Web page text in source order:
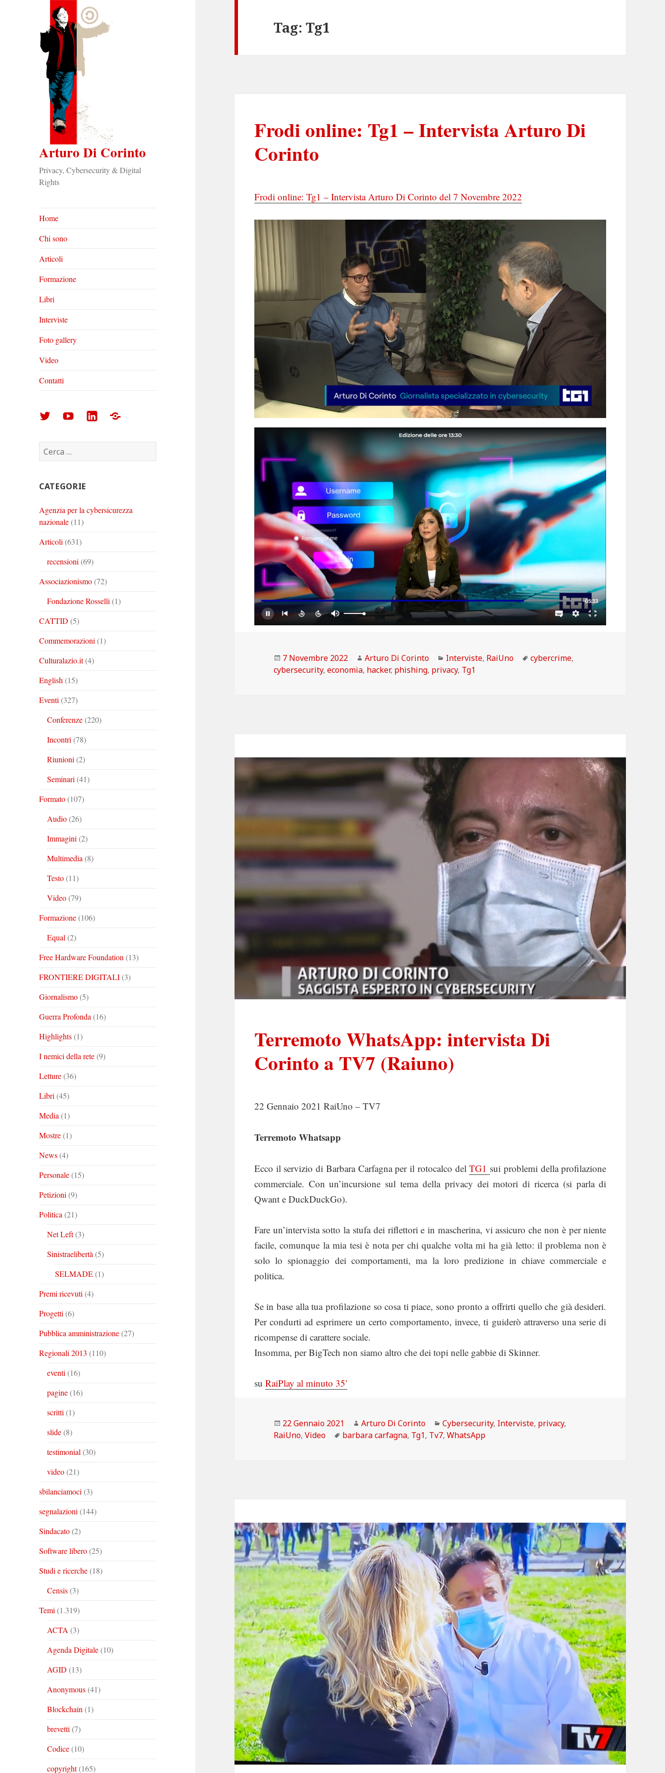
Arturo Di Corinto
Privacy, Cybersecurity & Digital
Rights
Home
Chi sono
Articoli
Formazione
Libri
Interviste
Foto gallery
Video
Contatti
Arturo
Corinto
su
Arturo
Corinto
su
Arturo
su
Foto
Ricerca
per:
CATEGORIE
Agenzia per la cybersicurezza
nazionale(11)
Articoli (631)
recensioni (69)
Associazionismo(72)
Fondazione Rosselli (1)
CATTID (5)
Commemorazioni (1)
Culturalazio.it(4)
English (15)
Eventi (327)
Conferenze(220)
Incontri (78)
Riunioni (2)
Seminari (41)
Formato(107)
Audio(26)
Immagini (2)
Multimedia (8)
Testo(11)
Video(79)
Formazione(106)
Equal (2)
Free Hardware Foundation (13)
FRONTIERE DIGITALI(3)
Giornalismo(5)
Guerra Profonda (16)
Highlights(1)
I nemici della rete(9)
Letture(36)
Libri (45)
Media (1)
Mostre(1)
News(4)
Personale(15)
Petizioni (9)
Politica (21)
Net Left(3)
Sinistraelibertà (5)
SELMADE(1)
Premi ricevuti (4)
Progetti (6)
Pubblica amministrazione(27)
Regionali 2013 (110)
eventi (16)
pagine(16)
scritti (1)
slide(8)
testimonial (30)
video(21)
sbilanciamoci (3)
segnalazioni (144)
Sindacato(2)
Software libero(25)
Studi e ricerche(18)
Censis(3)
Temi (1.319)
ACTA (3)
Agenda Digitale(10)
AGID (13)
Anonymous(41)
Blockchain (1)
brevetti (7)
Codice(10)
copyright(165)
Tag:Tg1
Frodi online: Tg1 – Intervista Arturo Di
Corinto
Frodi online: Tg1 – Intervista Arturo Di Corinto del 7 Novembre 2022
Scritto
il
7 Novembre 2022 Autore
Arturo Di Corinto Categorie
Interviste, RaiUno Tag
cybercrime,
cybersecurity,economia, hacker, phishing, privacy, Tg1
Terremoto WhatsApp: intervista Di
Corinto a TV7 (Raiuno)
22 Gennaio 2021 RaiUno – TV7
Terremoto Whatsapp
Ecco il servizio di Barbara Carfagna per il rotocalco delTG1 sui problemi della profilazione
commerciale. Con un’incursione sul tema della privacy dei motori di ricerca (si parla di
Qwant e DuckDuckGo).
Fare un’intervista sotto la stufa dei riflettori e in mascherina, vi assicuro che non è per niente
facile, comunque la mia tesi è nota per chi qualche volta mi ha già letto: il problema non è
solo lo spionaggio dei comportamenti, ma la loro predizione in chiave commerciale e
politica.
Se in base alla tua profilazione so cosa ti piace, sono pronto a offrirti quello che già desideri.
Per condurti ad esprimere un certo comportamento, invece, ti guiderò attraverso una serie di
ricompense di carattere sociale.
Insomma, per BigTech non siamo altro che dei topi nelle gabbie di Skinner.
su RaiPlay al minuto 35′
Scritto
il
22 Gennaio 2021 Autore
Arturo Di Corinto Categorie
Cybersecurity, Interviste, privacy,
RaiUno,Video Tag
barbara carfagna, Tg1, Tv7,WhatsApp